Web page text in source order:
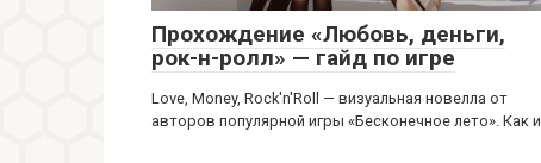
Прохождение «Любовь, деньги,
рок-н-ролл» — гайд по игре
Love, Money, Rock'n'Roll — визуальная новелла от
авторов популярной игры «Бесконечное лето». Как и